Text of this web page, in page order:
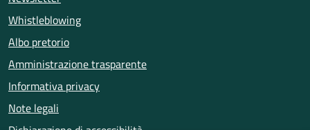
Whistleblowing
Albo pretorio
Amministrazione trasparente
Informativa privacy
Note legali